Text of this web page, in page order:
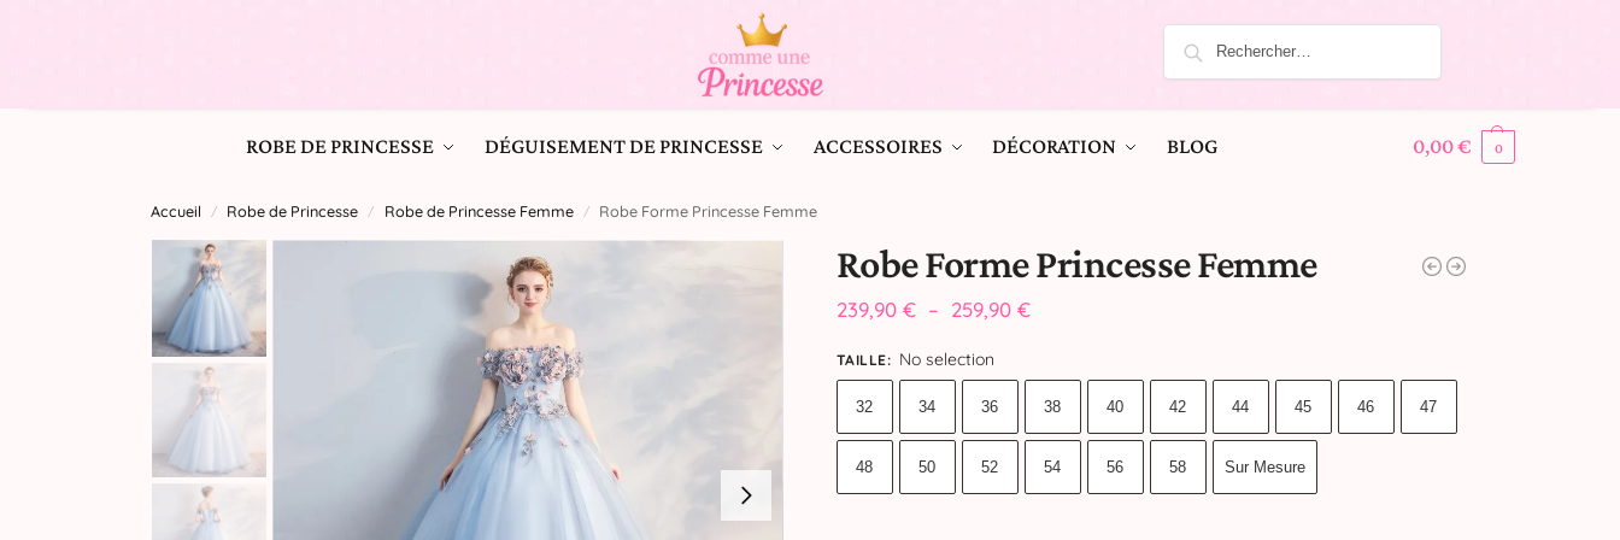
ROBE DE PRINCESSE DÉGUISEMENT DE PRINCESSE ACCESSOIRES DÉCORATION BLOG 0,00€ 0
Accueil / Robe de Princesse / Robe de Princesse Femme / Robe Forme Princesse Femme
Robe Forme Princesse Femme
239,90 € – 259,90 €
TAILLE: No selection
32 34 36 38 40 42 44 45 46 47
48 50 52 54 56 58 Sur Mesure